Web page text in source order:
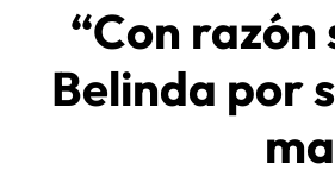
“Con razón
Belinda por